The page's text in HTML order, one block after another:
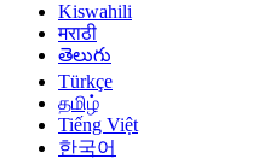
Kiswahili
मराठी
తెలుగు
Türkçe
தமிழ்
Tiếng Việt
한국어